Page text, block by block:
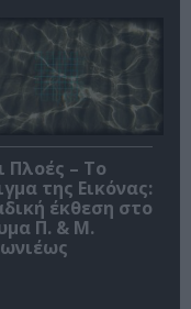
Πλοές – Το
της Εικόνας:
έκθεση στο
Π. & Μ.